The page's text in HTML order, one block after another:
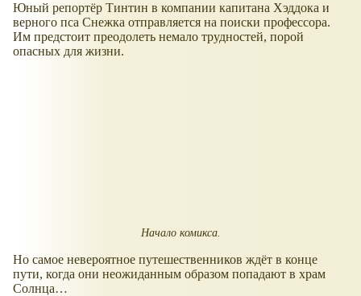
Юный репортёр Тинтин в компании капитана Хэддока и
верного пса Снежка отправляется на поиски профессора.
Им предстоит преодолеть немало трудностей, порой
опасных для жизни.
Начало комикса.
Но самое невероятное путешественников ждёт в конце
пути, когда они неожиданным образом попадают в храм
Солнца…